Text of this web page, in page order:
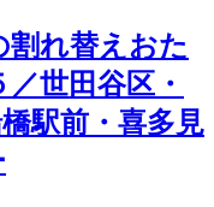
割れ替えおた
世田谷区・
駅前・喜多見